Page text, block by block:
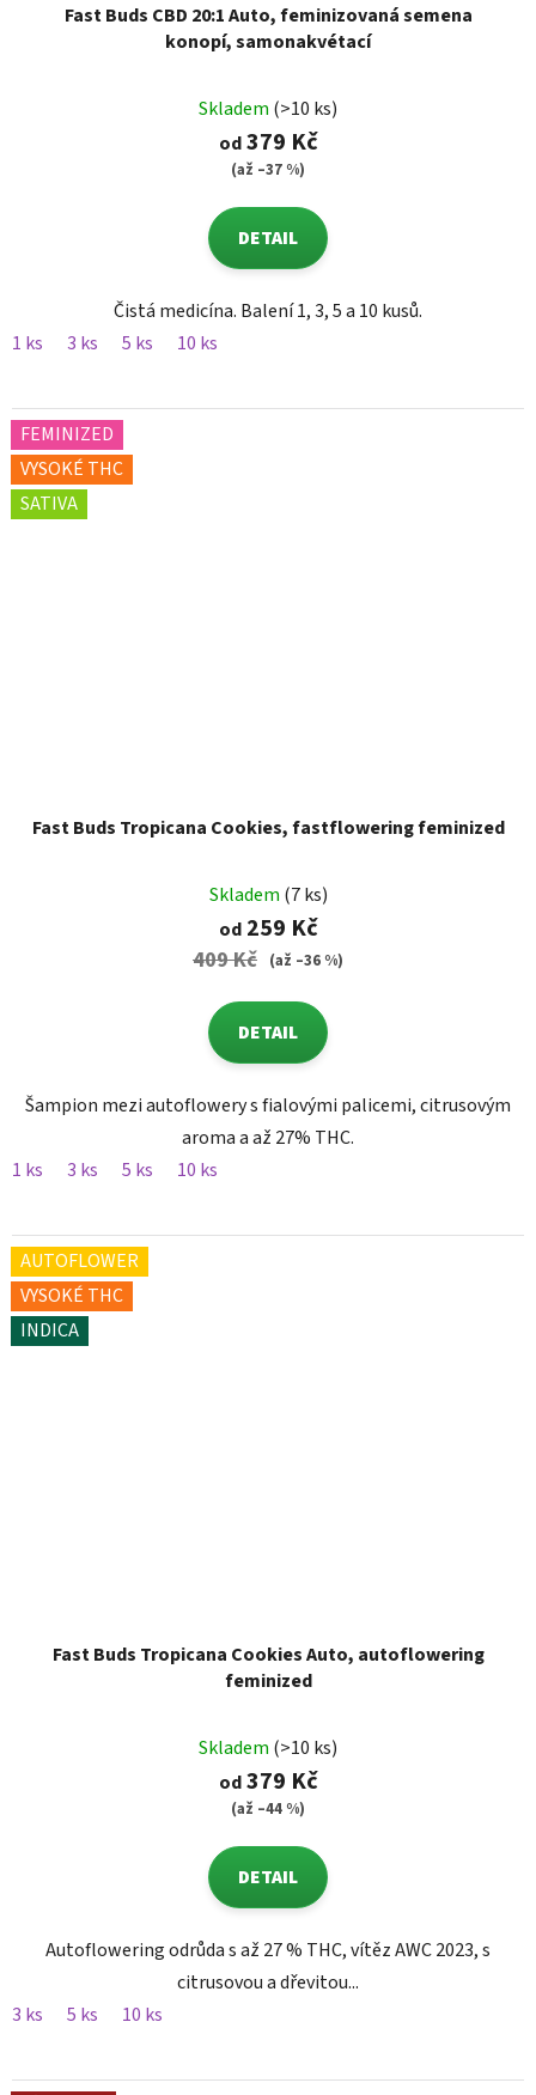
Fast Buds CBD 20:1 Auto, feminizovaná semena
konopí, samonakvétací
Skladem (>10 ks)
od379 Kč
(až –37 %)
DETAIL
Čistá medicína. Balení 1, 3, 5 a 10 kusů.
1 ks
3 ks 5 ks 10 ks
FEMINIZED
VYSOKÉ THC
SATIVA
Fast Buds Tropicana Cookies, fastflowering feminized
Skladem (7 ks)
od259 Kč
409 Kč (až –36 %)
DETAIL
Šampion mezi autoflowery s fialovými palicemi, citrusovým
aroma a až 27% THC.
1 ks
3 ks 5 ks 10 ks
AUTOFLOWER
VYSOKÉ THC
INDICA
Fast Buds Tropicana Cookies Auto, autoflowering
feminized
Skladem (>10 ks)
od379 Kč
(až –44 %)
DETAIL
Autoflowering odrůda s až 27 % THC, vítěz AWC 2023, s
citrusovou a dřevitou...
3 ks
5 ks 10 ks